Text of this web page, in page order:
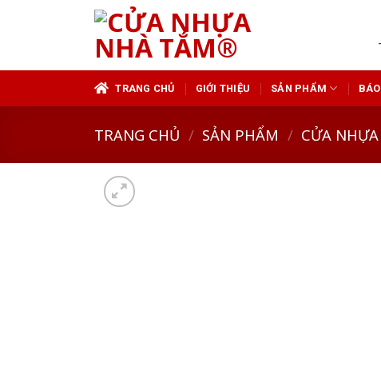
TRANG CHỦ GIỚI THIỆU SẢN PHẨM
TRANG CHỦ / SẢN PHẨM / CỬA NHỰA